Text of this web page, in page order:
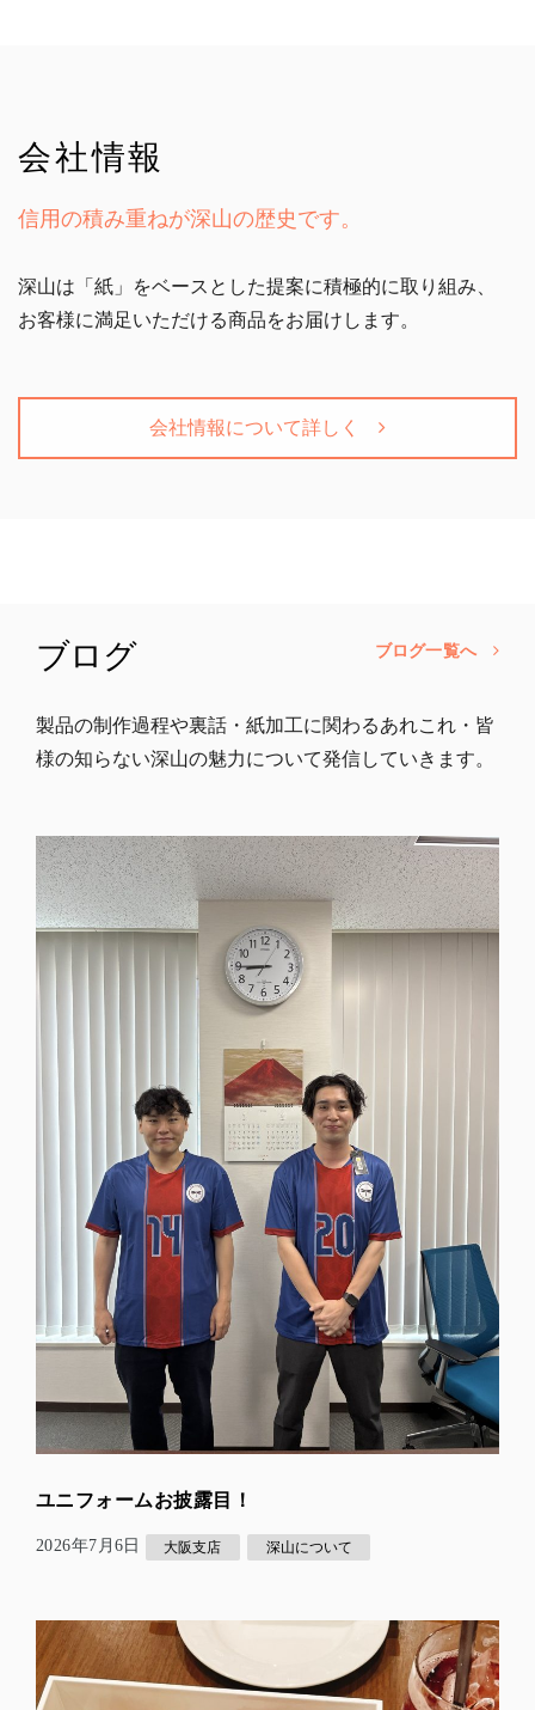
会社情報
信用の積み重ねが深山の歴史です。
深山は「紙」をベースとした提案に積極的に取り組み、
お客様に満足いただける商品をお届けします。
会社情報について詳しく
ブログ ブログ一覧へ
製品の制作過程や裏話・紙加工に関わるあれこれ・皆
様の知らない深山の魅力について発信していきます。
ユニフォームお披露目！
2026年7月6日 大阪支店 深山について